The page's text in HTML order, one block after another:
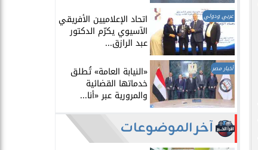
عربي ودولي اتحاد الإعلاميين الأفريقي
الآسيوي يكرّم الدكتور
عبد الرازق...
أخبار مصر ​«النيابة العامة» تُطلق
خدماتها القضائية
والمرورية عبر «أنا...
آخر الموضوعات